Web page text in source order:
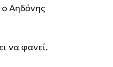
ο Αηδόνης
να φανεί.